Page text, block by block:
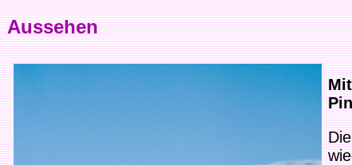
Aussehen